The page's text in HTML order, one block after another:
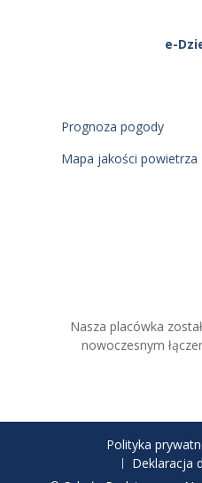
e-
Prognoza pogody
Mapa jakości powietrza
Nasza placówka
nowoczesnym
Polityka
Deklaracja